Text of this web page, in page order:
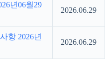
년06월29
2026.06.29
항 2026년
2026.06.29